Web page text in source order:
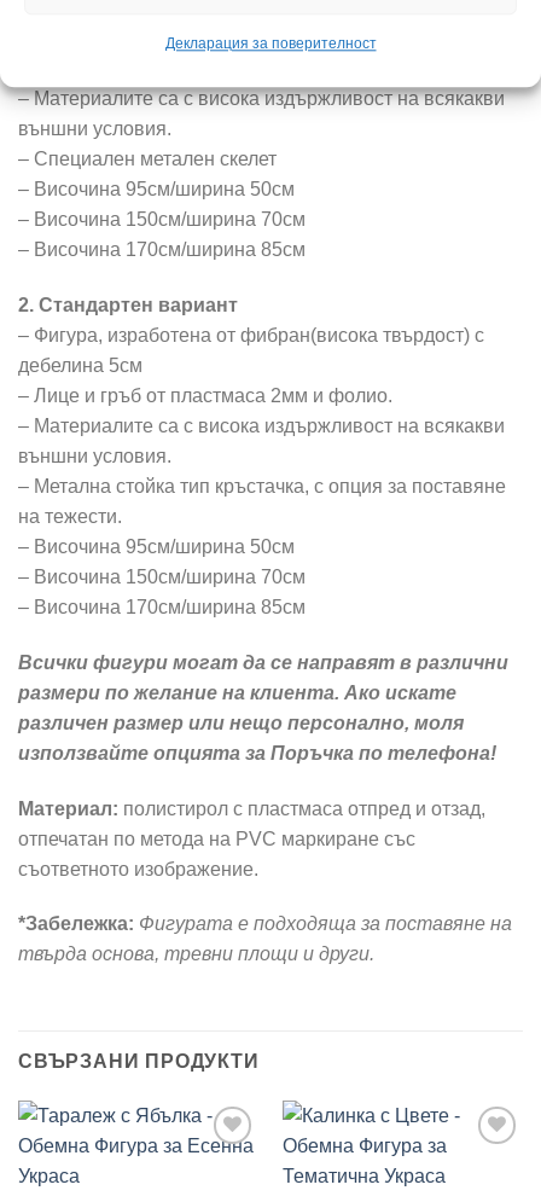
Декларация за поверителност
– Материалите са с висока издържливост на всякакви
външни условия.
– Специален метален скелет
– Височина 95см/ширина 50см
– Височина 150см/ширина 70см
– Височина 170см/ширина 85см
2. Стандартен вариант
– Фигура, изработена от фибран(висока твърдост) с
дебелина 5см
– Лице и гръб от пластмаса 2мм и фолио.
– Материалите са с висока издържливост на всякакви
външни условия.
– Метална стойка тип кръстачка, с опция за поставяне
на тежести.
– Височина 95см/ширина 50см
– Височина 150см/ширина 70см
– Височина 170см/ширина 85см
Всички фигури могат да се направят в различни
размери по желание на клиента. Ако искате
различен размер или нещо персонално, моля
използвайте опцията за Поръчка по телефона!
Материал: полистирол с пластмаса отпред и отзад,
отпечатан по метода на PVC маркиране със
съответното изображение.
*Забележка: Фигурата е подходяща за поставяне на
твърда основа, тревни площи и други.
СВЪРЗАНИ ПРОДУКТИ